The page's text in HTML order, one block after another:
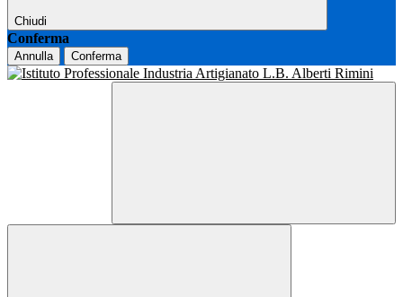
Chiudi
Conferma
Annulla Conferma